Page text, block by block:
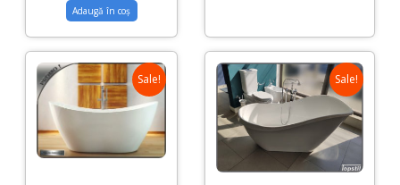
Adaugă în coș
Sale! Sale!